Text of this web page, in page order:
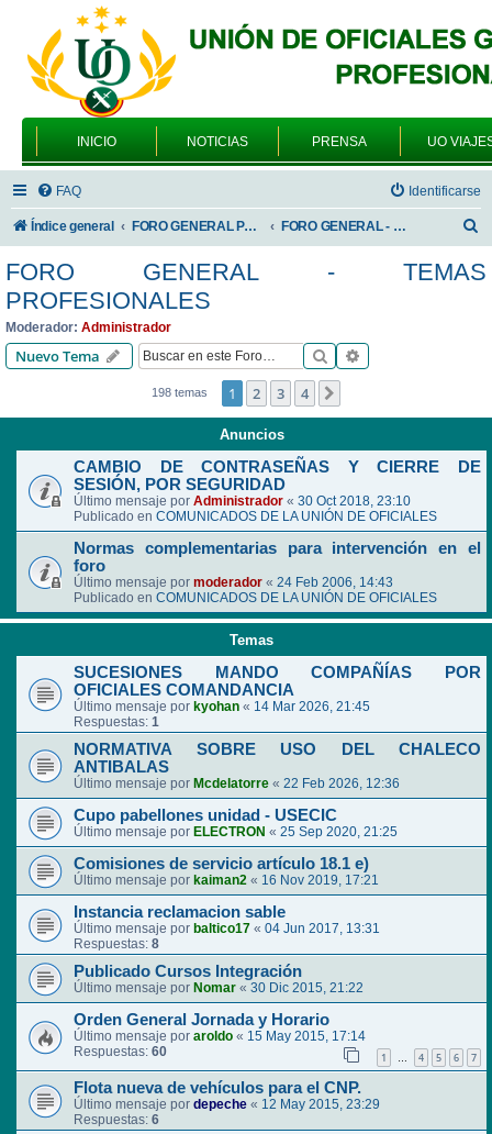
INICIO NOTICIAS PRENSA UO
FAQ Identificarse
Índice general FORO GENERAL PARA TODOS LOS USUARIOS FORO GENERAL - TEMAS PROFESIONALES
s
FORO GENERAL - TEMAS
PROFESIONALES
Moderador: Administrador
Nuevo Tema Buscar
198 temas 1 2 3 4
Anuncios
CAMBIO DE CONTRASEÑAS Y CIERRE DE
SESIÓN, POR SEGURIDAD
Último mensaje por Administrador « 30 Oct 2018, 23:10
Publicado en COMUNICADOS DE LA UNIÓN DE OFICIALES
Normas complementarias para intervención en el
foro
Último mensaje por moderador « 24 Feb 2006, 14:43
Publicado en COMUNICADOS DE LA UNIÓN DE OFICIALES
Temas
SUCESIONES MANDO COMPAÑÍAS POR
OFICIALES COMANDANCIA
Último mensaje por kyohan « 14 Mar 2026, 21:45
Respuestas: 1
NORMATIVA SOBRE USO DEL CHALECO
ANTIBALAS
Último mensaje por Mcdelatorre « 22 Feb 2026, 12:36
Cupo pabellones unidad - USECIC
Último mensaje por ELECTRON « 25 Sep 2020, 21:25
Comisiones de servicio artículo 18.1 e)
Último mensaje por kaiman2 « 16 Nov 2019, 17:21
Instancia reclamacion sable
Último mensaje por baltico17 « 04 Jun 2017, 13:31
Respuestas: 8
Publicado Cursos Integración
Último mensaje por Nomar « 30 Dic 2015, 21:22
Orden General Jornada y Horario
Último mensaje por aroldo « 15 May 2015, 17:14
Respuestas: 60 1 … 4 5 6 7
Flota nueva de vehículos para el CNP.
Último mensaje por depeche « 12 May 2015, 23:29
Respuestas: 6